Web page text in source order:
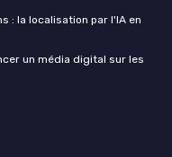
: la localisation par l'IA en
un média digital sur les